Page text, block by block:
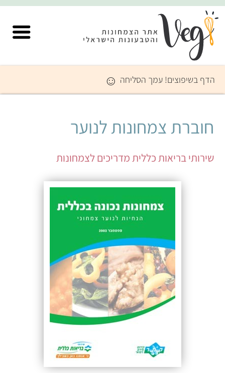
הדף בשיפוצים! עמך הסליחה ☺
חוברת צמחונות לנוער
שירותי בריאות כללית מדריכים לצמחונות